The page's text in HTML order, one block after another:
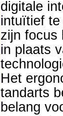
digitale
intuïtief
zijn focus
in plaats
Het
tandarts
belang